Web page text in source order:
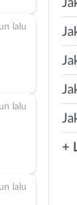
lalu
lalu
lalu
+